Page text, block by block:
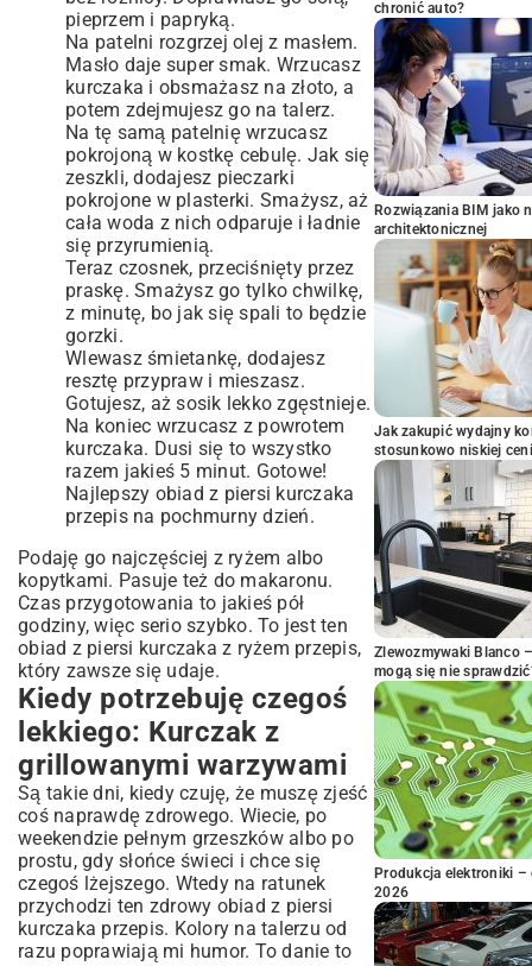
pieprzem i papryką.
Na patelni rozgrzej olej z masłem.
Masło daje super smak. Wrzucasz
kurczaka i obsmażasz na złoto, a
potem zdejmujesz go na talerz.
Na tę samą patelnię wrzucasz
pokrojoną w kostkę cebulę. Jak się
zeszkli, dodajesz pieczarki
pokrojone w plasterki. Smażysz, aż
cała woda z nich odparuje i ładnie
się przyrumienią.
Teraz czosnek, przeciśnięty przez
praskę. Smażysz go tylko chwilkę,
z minutę, bo jak się spali to będzie
gorzki.
Wlewasz śmietankę, dodajesz
resztę przypraw i mieszasz.
Gotujesz, aż sosik lekko zgęstnieje.
Na koniec wrzucasz z powrotem
kurczaka. Dusi się to wszystko
razem jakieś 5 minut. Gotowe!
Najlepszy obiad z piersi kurczaka
przepis na pochmurny dzień.
Podaję go najczęściej z ryżem albo
kopytkami. Pasuje też do makaronu.
Czas przygotowania to jakieś pół
godziny, więc serio szybko. To jest ten
obiad z piersi kurczaka z ryżem przepis,
który zawsze się udaje.
Kiedy potrzebuję czegoś
lekkiego: Kurczak z
grillowanymi warzywami
Są takie dni, kiedy czuję, że muszę zjeść
coś naprawdę zdrowego. Wiecie, po
weekendzie pełnym grzeszków albo po
prostu, gdy słońce świeci i chce się
czegoś lżejszego. Wtedy na ratunek
przychodzi ten zdrowy obiad z piersi
kurczaka przepis. Kolory na talerzu od
razu poprawiają mi humor. To danie to
chronić auto?
Rozwiązania BIM jako
architektonicznej
Jak zakupić wydajny
stosunkowo niskiej
Zlewozmywaki Blanco
mogą się nie
Produkcja elektroniki –
2026